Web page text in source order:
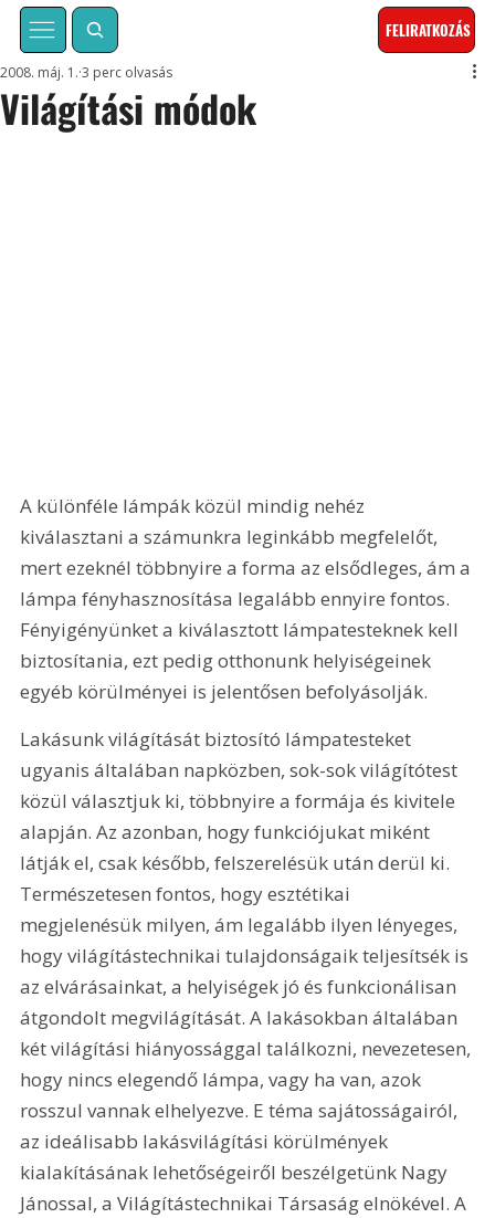
FELIRATKOZÁS
Világítási módok
2008. máj. 1. 3 perc olvasás
A különféle lámpák közül mindig nehéz
kiválasztani a számunkra leginkább megfelelőt,
mert ezeknél többnyire a forma az elsődleges, ám a
lámpa fényhasznosítása legalább ennyire fontos.
Fényigényünket a kiválasztott lámpatesteknek kell
biztosítania, ezt pedig otthonunk helyiségeinek
egyéb körülményei is jelentősen befolyásolják.
Lakásunk világítását biztosító lámpatesteket
ugyanis általában napközben, sok-sok világítótest
közül választjuk ki, többnyire a formája és kivitele
alapján. Az azonban, hogy funkciójukat miként
látják el, csak később, felszerelésük után derül ki.
Természetesen fontos, hogy esztétikai
megjelenésük milyen, ám legalább ilyen lényeges,
hogy világítástechnikai tulajdonságaik teljesítsék is
az elvárásainkat, a helyiségek jó és funkcionálisan
átgondolt megvilágítását. A lakásokban általában
két világítási hiányossággal találkozni, nevezetesen,
hogy nincs elegendő lámpa, vagy ha van, azok
rosszul vannak elhelyezve. E téma sajátosságairól,
az ideálisabb lakásvilágítási körülmények
kialakításának lehetőségeiről beszélgetünk Nagy
Jánossal, a Világítástechnikai Társaság elnökével. A